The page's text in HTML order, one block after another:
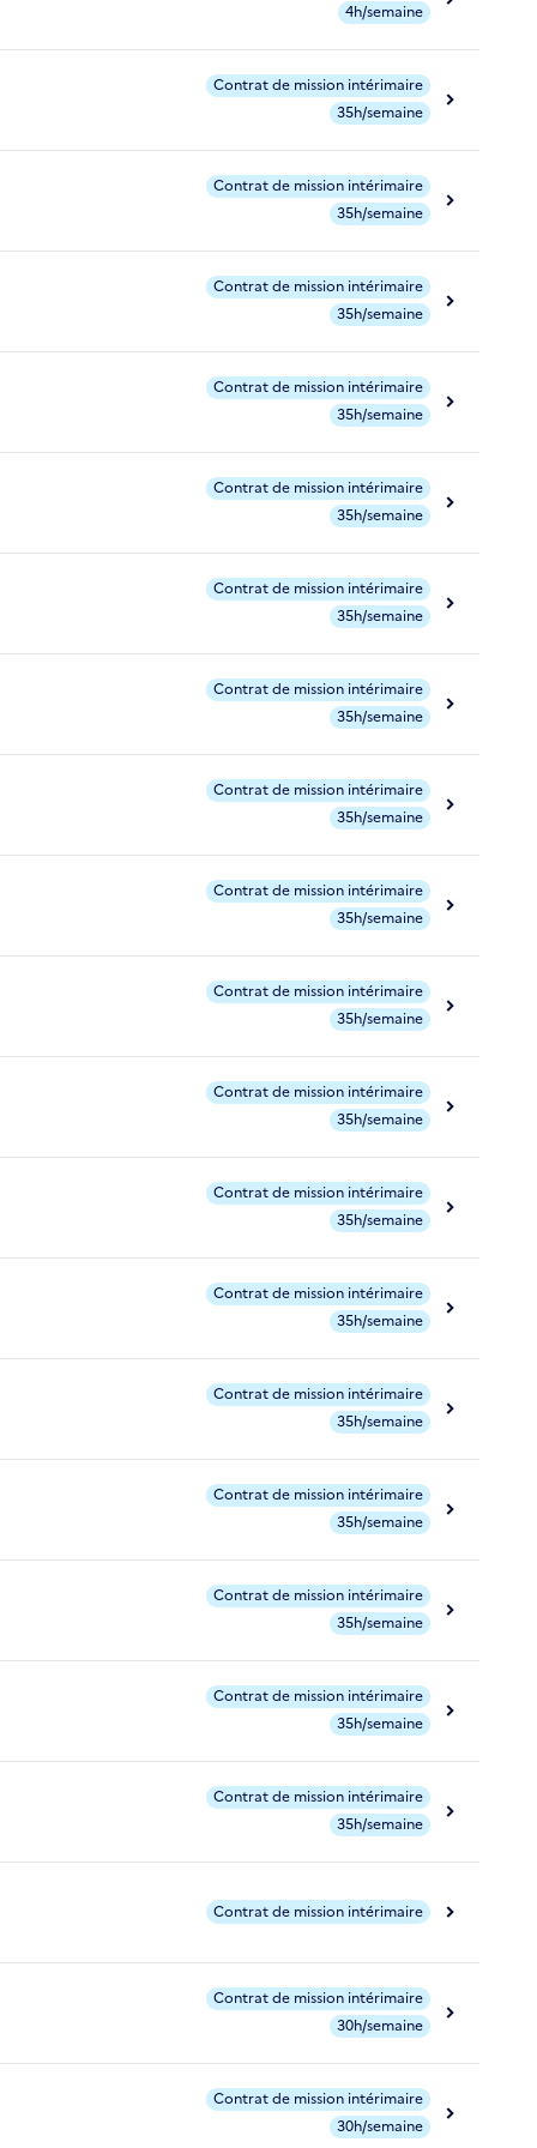
4h/semaine
Contrat de mission intérimaire
35h/semaine
Contrat de mission intérimaire
35h/semaine
Contrat de mission intérimaire
35h/semaine
Contrat de mission intérimaire
35h/semaine
Contrat de mission intérimaire
35h/semaine
Contrat de mission intérimaire
35h/semaine
Contrat de mission intérimaire
35h/semaine
Contrat de mission intérimaire
35h/semaine
Contrat de mission intérimaire
35h/semaine
Contrat de mission intérimaire
35h/semaine
Contrat de mission intérimaire
35h/semaine
Contrat de mission intérimaire
35h/semaine
Contrat de mission intérimaire
35h/semaine
Contrat de mission intérimaire
35h/semaine
Contrat de mission intérimaire
35h/semaine
Contrat de mission intérimaire
35h/semaine
Contrat de mission intérimaire
35h/semaine
Contrat de mission intérimaire
35h/semaine
Contrat de mission intérimaire
Contrat de mission intérimaire
30h/semaine
Contrat de mission intérimaire
30h/semaine